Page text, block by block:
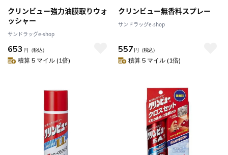
クリンビュー強力油膜取りウォ
ッシャー
サンドラッグe-shop
653 円 （税込）
積算 5 マイル (1倍)
クリンビュー無香料スプレー
サンドラッグe-shop
557 円 （税込）
積算 5 マイル (1倍)